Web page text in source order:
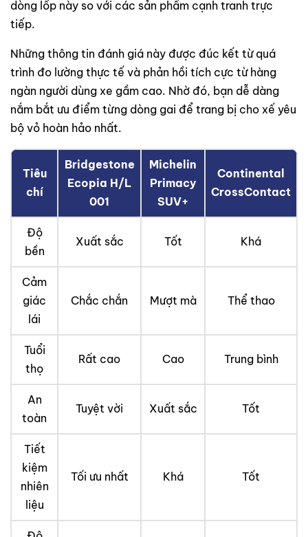
dòng lốp này so với các sản phẩm cạnh tranh trực
tiếp.
Những thông tin đánh giá này được đúc kết từ quá
trình đo lường thực tế và phản hồi tích cực từ hàng
ngàn người dùng xe gầm cao. Nhờ đó, bạn dễ dàng
nắm bắt ưu điểm từng dòng gai để trang bị cho xế yêu
bộ vỏ hoàn hảo nhất.
Tiêu
chí
Bridgestone
Ecopia H/L
001
Michelin
Primacy
SUV+
Continental
CrossContact
Độ
bền
Xuất sắc Tốt Khá
Cảm
giác
lái
Chắc chắn Mượt mà Thể thao
Tuổi
thọ
Rất cao Cao Trung bình
An
toàn
Tuyệt vời Xuất sắc Tốt
Tiết
kiệm
nhiên
liệu
Tối ưu nhất Khá Tốt